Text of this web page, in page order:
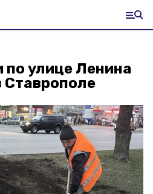
по улице Ленина
Ставрополе